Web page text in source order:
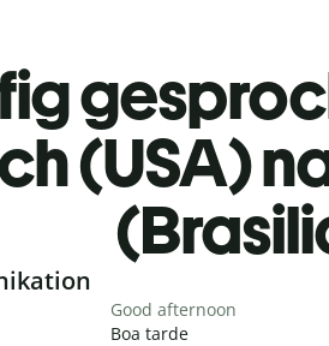
(USA)
Good afternoon
Boa tarde